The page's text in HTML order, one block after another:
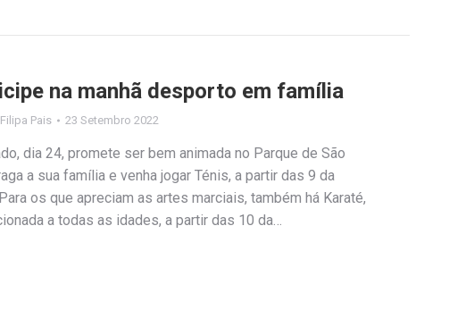
na manhã desporto em família
Filipa Pais 23 Setembro 2022
dia 24, promete ser bem animada no Parque de São
a sua família e venha jogar Ténis, a partir das 9 da
os que apreciam as artes marciais, também há Karaté,
a todas as idades, a partir das 10 da…